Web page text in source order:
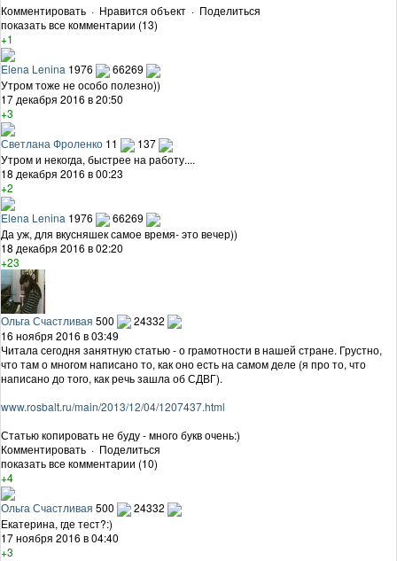
Комментировать · Нравится объект · Поделиться
показать все комментарии (13)
+1
Elena Lenina 1976
66269
Утром тоже не особо полезно))
17 декабря 2016 в 20:50
+3
Светлана Фроленко 11
137
Утром и некогда, быстрее на работу....
18 декабря 2016 в 00:23
+2
Elena Lenina 1976
66269
Да уж, для вкусняшек самое время- это вечер))
18 декабря 2016 в 02:20
+23
Ольга Счастливая 500
24332
16 ноября 2016 в 03:49
Читала сегодня занятную статью - о грамотности в нашей стране. Грустно,
что там о многом написано то, как оно есть на самом деле (я про то, что
написано до того, как речь зашла об СДВГ).
www.rosbalt.ru/main/2013/12/04/1207437.html
Статью копировать не буду - много букв очень:)
Комментировать · Поделиться
показать все комментарии (10)
+4
Ольга Счастливая 500
24332
Екатерина, где тест?:)
17 ноября 2016 в 04:40
+3